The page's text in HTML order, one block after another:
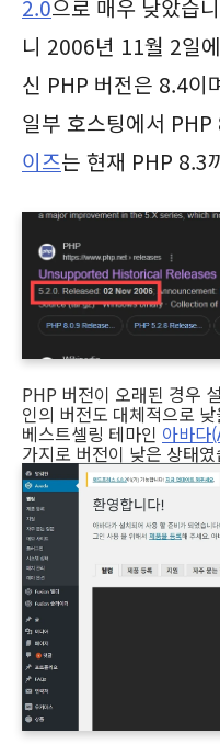
2.0으로 매우 낮았습
니 2006년 11월 2일
신 PHP 버전은 8.4이
일부 호스팅에서
이즈는 현재 PHP 8.3
PHP 버전이 오래된 경우
인의 버전도 대체적으로
베스트셀링 테마인 아바다
가지로 버전이 낮은 상태